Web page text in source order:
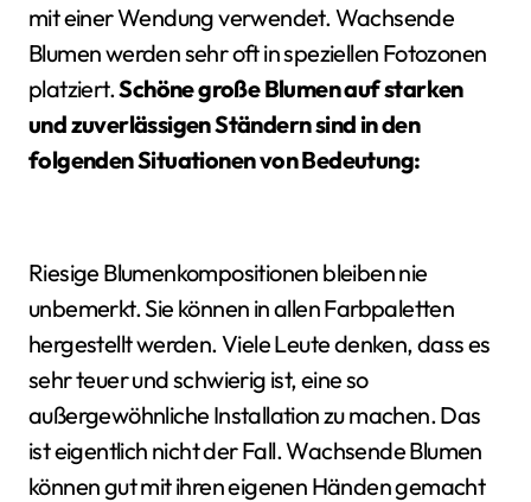
mit einer Wendung verwendet. Wachsende
Blumen werden sehr oft in speziellen Fotozonen
platziert.Schöne große Blumen auf starken
und zuverlässigen Ständern sind in den
folgenden Situationen von Bedeutung:
Riesige Blumenkompositionen bleiben nie
unbemerkt. Sie können in allen Farbpaletten
hergestellt werden. Viele Leute denken, dass es
sehr teuer und schwierig ist, eine so
außergewöhnliche Installation zu machen. Das
ist eigentlich nicht der Fall. Wachsende Blumen
können gut mit ihren eigenen Händen gemacht